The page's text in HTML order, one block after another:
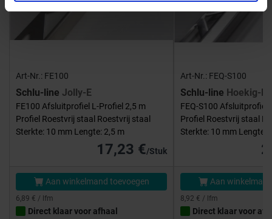
Art-Nr.: FE100
Schlu-line Jolly-E
FE100 Afsluitprofiel L-Profiel 2,5 m
Profiel Roestvrij staal Roestvrij staal
Sterkte: 10 mm Lengte: 2,5 m
17,23 €/Stuk
Aan winkelmand toevoegen
6,89 € / lfm
Direct klaar voor afhaal
Art-Nr.: FEQ-S100
Schlu-line Hoekig-E
FEQ-S100 Afsluitprofiel
Profiel Roestvrij staal
Sterkte: 10 mm Lengte:
Aan
8,92 € / lfm
Direct klaar voor